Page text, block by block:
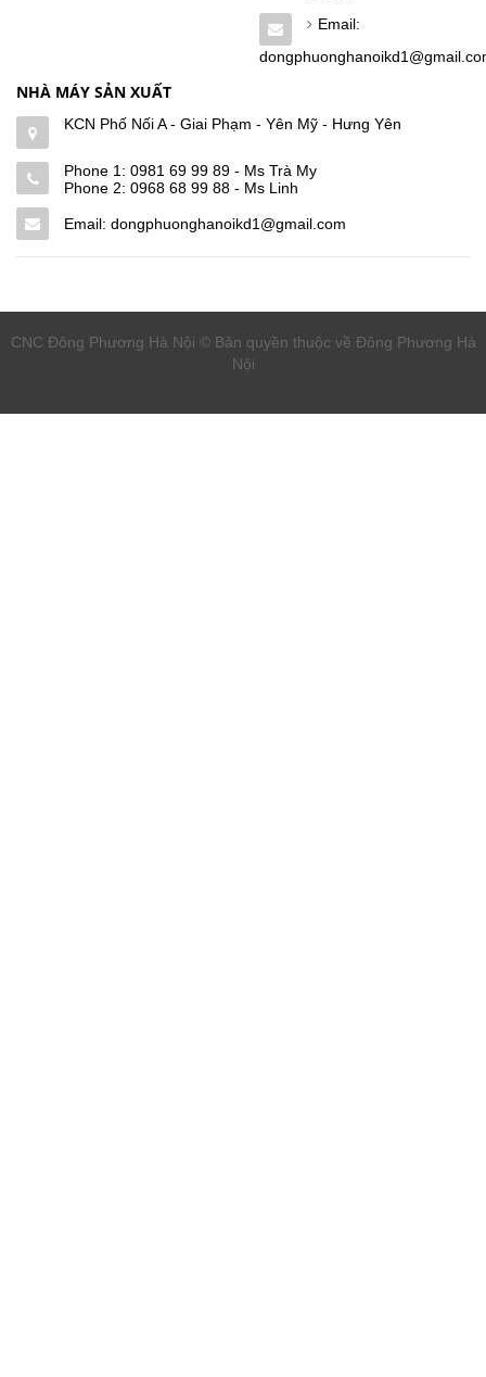
Email:
NHÀ MÁY SẢN XUẤT
KCN Phố Nối A - Giai Phạm - Yên Mỹ - Hưng Yên
Phone 1: 0981 69 99 89 - Ms Trà My
Phone 2: 0968 68 99 88 - Ms Linh
Email: dongphuonghanoikd1@gmail.com
CNC Đông Phương Hà Nội © Bản quyền thuộc về Đông Phương Hà
Nội